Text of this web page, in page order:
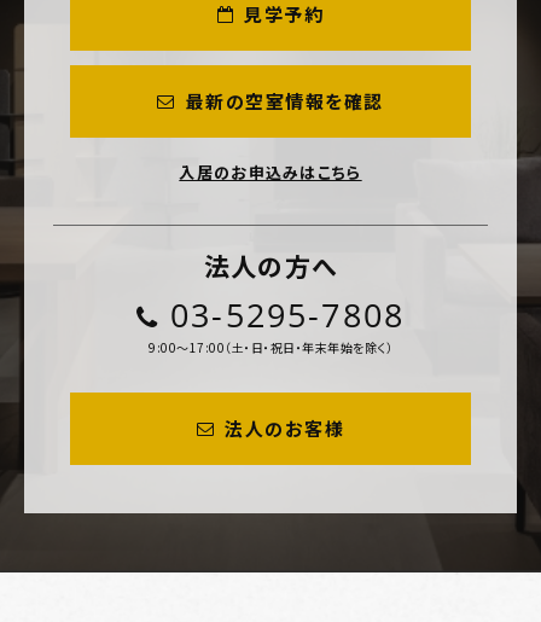
見学予約
最新の空室情報を確認
入居のお申込みはこちら
法人の方へ
03-5295-7808
9:00～17:00（土・日・祝日・年末年始を除く）
法人のお客様